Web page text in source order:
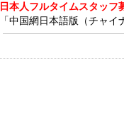
日本人フルタイムスタッフ
「中国網日本語版（チャ